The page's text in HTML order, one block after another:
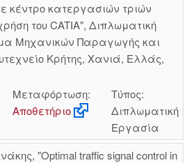
κέντρο κατεργασιών τριών
του CATIA", Διπλωματική
Μηχανικών Παραγωγής και
Κρήτης, Χανιά, Ελλάς,
Μεταφόρτωση:
Αποθετήριο
Τύπος:
Διπλωματική
Εργασία
"Optimal traffic signal control in